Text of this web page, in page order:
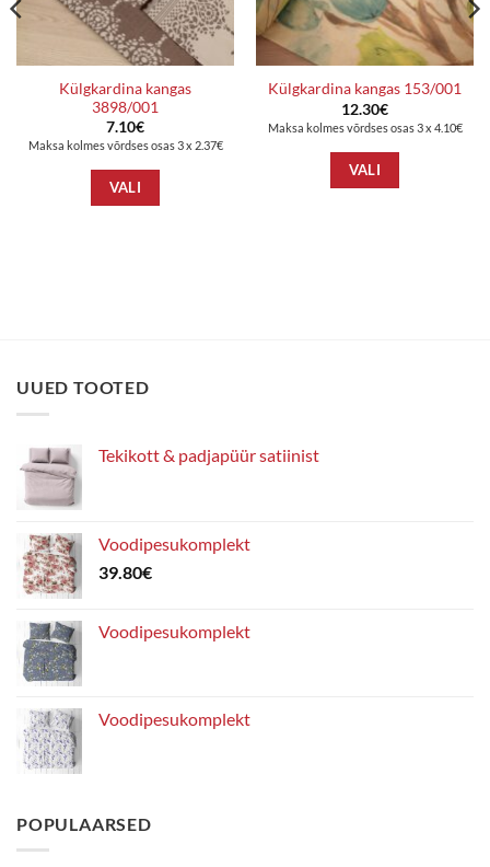
Külgkardina kangas
3898/001
7.10€
Maksa kolmes võrdses osas 3 x 2.37€
VALI
Külgkardina kangas 153/001
12.30€
Maksa kolmes võrdses osas 3 x 4.10€
VALI
UUED TOOTED
Tekikott & padjapüür satiinist
Voodipesukomplekt
39.80€
Voodipesukomplekt
Voodipesukomplekt
POPULAARSED